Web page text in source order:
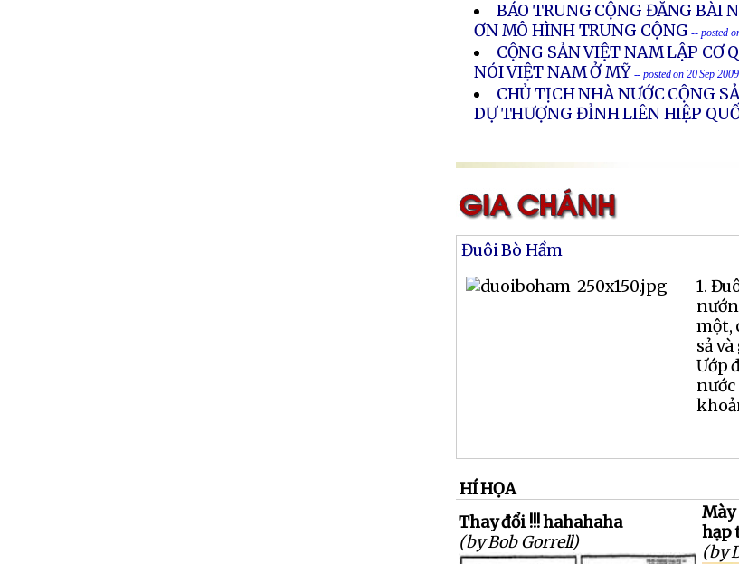
BÁO TRUNG CỘNG ĐĂNG BÀI
ƠN MÔ HÌNH TRUNG CỘNG -- posted
CỘNG SẢN VIỆT NAM LẬP CƠ
NÓI VIỆT NAM Ở MỸ -- posted on 20 Sep 2009
CHỦ TỊCH NHÀ NƯỚC CỘNG
DỰ THƯỢNG ĐỈNH LIÊN HIỆP
Đuôi Bò Hầm
1.
một,
sả
Ướp
HÍ HỌA
Thay đổi !!! hahahaha
(by Bob Gorrell)
hạp
(by